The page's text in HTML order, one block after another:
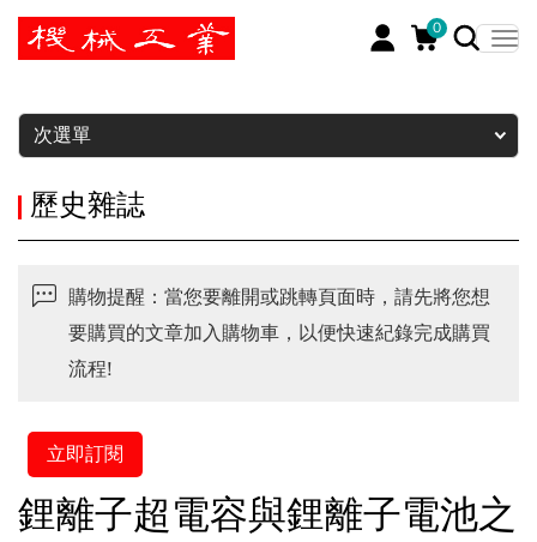
0
暫停
次選單
歷史雜誌
購物提醒：當您要離開或跳轉頁面時，請先將您想
要購買的文章加入購物車，以便快速紀錄完成購買
流程!
立即訂閱
鋰離子超電容與鋰離子電池之